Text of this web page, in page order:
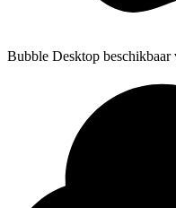
Bubble Desktop beschikbaar